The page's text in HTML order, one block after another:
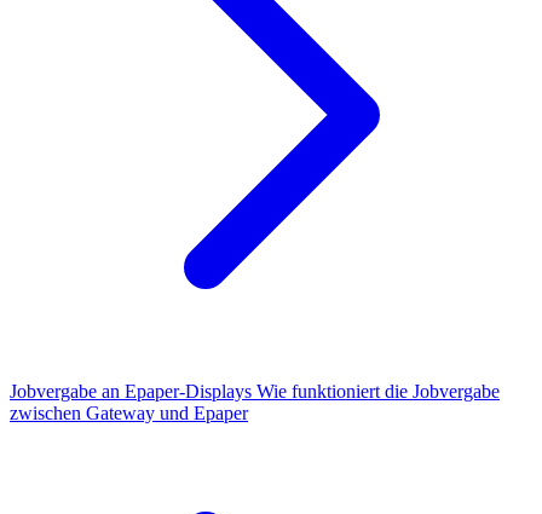
Jobvergabe an Epaper-Displays Wie funktioniert die Jobvergabe
zwischen Gateway und Epaper